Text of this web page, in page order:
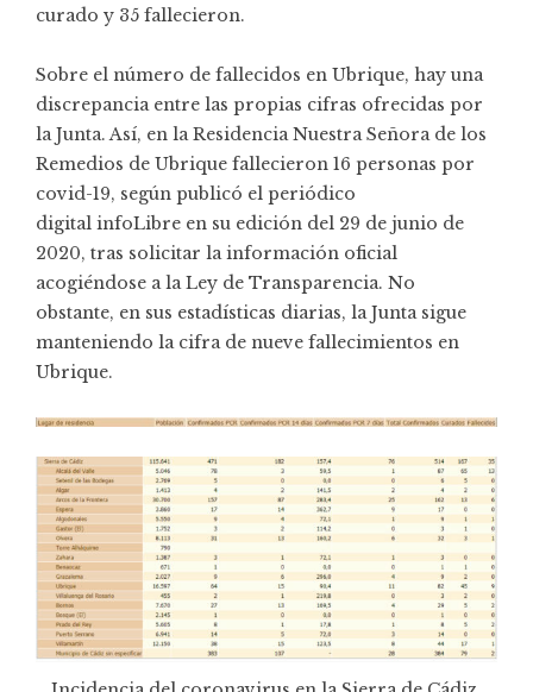
curado y 35 fallecieron.
Sobre el número de fallecidos en Ubrique, hay una
discrepancia entre las propias cifras ofrecidas por
la Junta. Así, en la Residencia Nuestra Señora de los
Remedios de Ubrique fallecieron 16 personas por
covid-19, según publicó el periódico
digital infoLibre en su edición del 29 de junio de
2020, tras solicitar la información oficial
acogiéndose a la Ley de Transparencia. No
obstante, en sus estadísticas diarias, la Junta sigue
manteniendo la cifra de nueve fallecimientos en
Ubrique.